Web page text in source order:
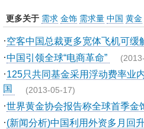
更多关于 需求 金饰 需求量 中国 黄金
·空客中国总裁更多宽体飞机可缓
·中国引领全球“电商革命”
·125只共同基金采用浮动费率业
国 (2013-05-17)
·世界黄金协会报告称全球首季金
·(新闻分析)中国利用外资多月